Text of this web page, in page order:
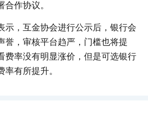
合作协议。
示，互金协会进行公示后，银行会
誉，审核平台趋严，门槛也将提
费率没有明显涨价，但是可选银行
率有所提升。